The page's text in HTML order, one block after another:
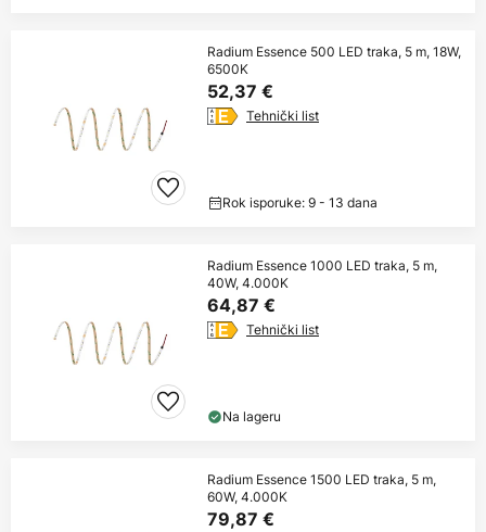
Radium Essence 500 LED traka, 5 m, 18W,
6500K
52,37 €
Tehnički list
Rok isporuke: 9 - 13 dana
Radium Essence 1000 LED traka, 5 m,
40W, 4.000K
64,87 €
Tehnički list
Na lageru
Radium Essence 1500 LED traka, 5 m,
60W, 4.000K
79,87 €